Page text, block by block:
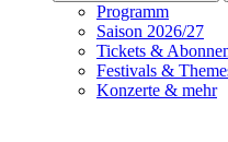
Programm
Saison 2026/27
Tickets &
Festivals &
Konzerte & mehr